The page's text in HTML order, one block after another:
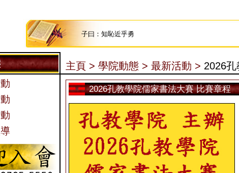
子曰：知恥近乎勇
主頁 > 學院動態 > 最新活動 > 2026
2026孔教學院儒家書法大賽 比賽章程